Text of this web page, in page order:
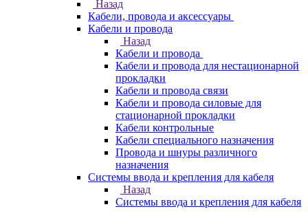
Назад
Кабели, провода и аксессуары
Кабели и провода
Назад
Кабели и провода
Кабели и провода для нестационарной
прокладки
Кабели и провода связи
Кабели и провода силовые для
стационарной прокладки
Кабели контрольные
Кабели специального назначения
Провода и шнуры различного
назначения
Системы ввода и крепления для кабеля
Назад
Системы ввода и крепления для кабеля